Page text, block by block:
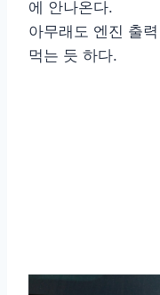
에 안나온다.
아무래도 엔진 출
먹는 듯 하다.